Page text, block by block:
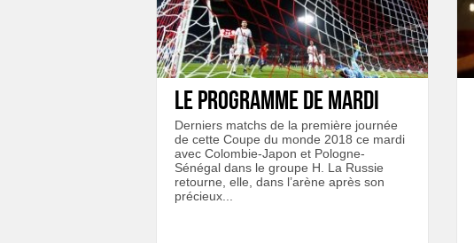
Le programme de mardi
Derniers matchs de la première journée
de cette Coupe du monde 2018 ce mardi
avec Colombie-Japon et Pologne-
Sénégal dans le groupe H. La Russie
retourne, elle, dans l’arène après son
précieux...